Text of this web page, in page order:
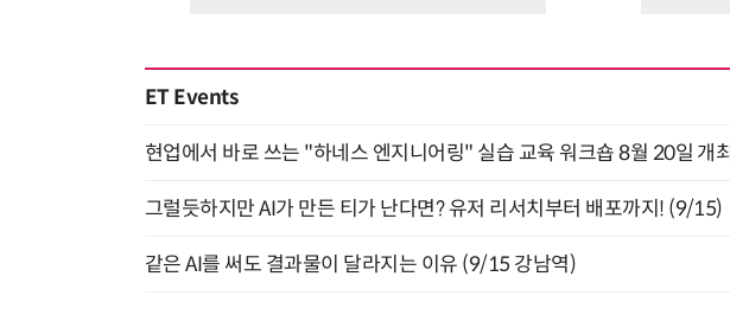
ET Events
현업에서 바로 쓰는 "하네스 엔지니어링" 실습 교육 워크숍 8월 20일 개최
그럴듯하지만 AI가 만든 티가 난다면? 유저 리서치부터 배포까지! (9/15)
같은 AI를 써도 결과물이 달라지는 이유 (9/15 강남역)